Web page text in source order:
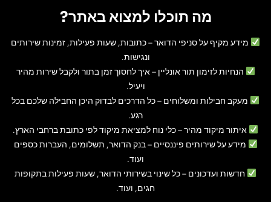
מה תוכלו למצוא באתר?
מידע מקיף על סניפי הדואר– כתובות, שעות פעילות, זמינות שירותים
ונגישות.
הנחיות לזימון תור אונליין – איך לחסוך זמן בתור ולקבל שירות מהיר
ויעיל.
מעקב חבילות ומשלוחים – כל הדרכים לבדוק היכן החבילה שלכם בכל
רגע.
איתור מיקוד מהיר– כלי נוח למציאת מיקוד לפי כתובת ברחבי הארץ.
מידע על שירותים פיננסיים – בנק הדואר, תשלומים, העברות כספים
ועוד.
חדשות ועדכונים – כל שינוי בשירותי הדואר, שעות פעילות בתקופות
חגים, ועוד.